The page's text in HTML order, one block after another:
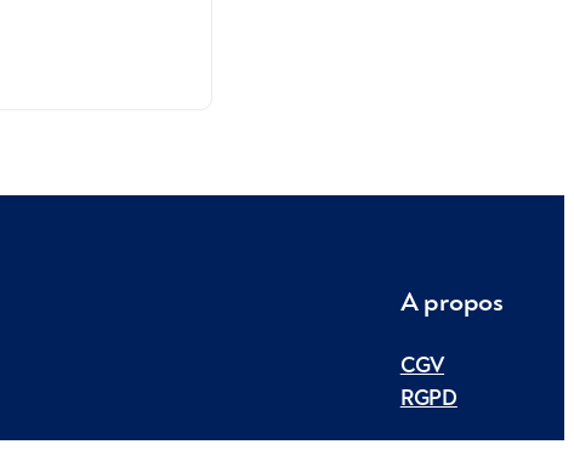
A propos
CGV
RGPD